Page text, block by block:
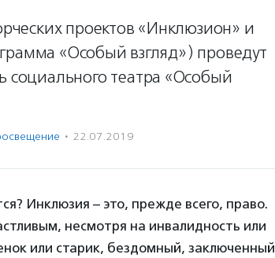
проектов «Инклюзион» и
«Особый взгляд») проведут
театра «Особый
· 22.07.2019
Инклюзия – это, прежде всего, право.
несмотря на инвалидность или
или старик, бездомный, заключенный